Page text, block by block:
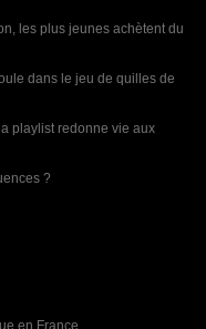
les plus jeunes achètent du
dans le jeu de quilles de
playlist redonne vie aux
?
en France